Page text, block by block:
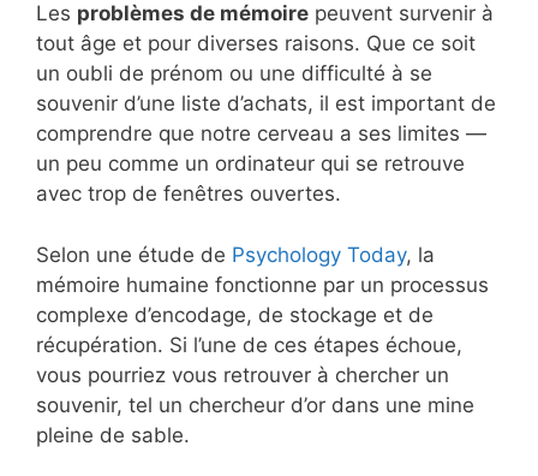
Les problèmes de mémoire peuvent survenir à
tout âge et pour diverses raisons. Que ce soit
un oubli de prénom ou une difficulté à se
souvenir d’une liste d’achats, il est important de
comprendre que notre cerveau a ses limites —
un peu comme un ordinateur qui se retrouve
avec trop de fenêtres ouvertes.
Selon une étude de Psychology Today, la
mémoire humaine fonctionne par un processus
complexe d’encodage, de stockage et de
récupération. Si l’une de ces étapes échoue,
vous pourriez vous retrouver à chercher un
souvenir, tel un chercheur d’or dans une mine
pleine de sable.